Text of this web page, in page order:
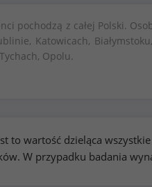
pochodzą z całej Polski.
Katowicach,
Opolu.
to wartość dzieląca
W przypadku badania